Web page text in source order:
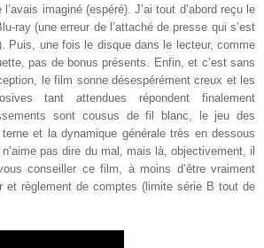
imaginé (espéré). J’ai tout d’abord reçu le
ray (une erreur de l’attaché de presse qui s’est
Puis, une fois le disque dans le lecteur, comme
pas de bonus présents. Enfin, et c’est sans
le film sonne désespérément creux et les
tant attendues répondent finalement
sont cousus de fil blanc, le jeu des
et la dynamique générale très en dessous
pas dire du mal, mais là, objectivement, il
conseiller ce film, à moins d’être vraiment
et règlement de comptes (limite série B tout de